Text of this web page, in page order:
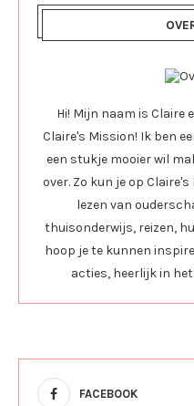
Hi! Mijn naam is Claire
Claire's Mission! Ik ben
een stukje mooier wil
over. Zo kun je op
lezen van
thuisonderwijs, reizen,
hoop je te kunnen
acties, heerlijk in
FACEBOOK